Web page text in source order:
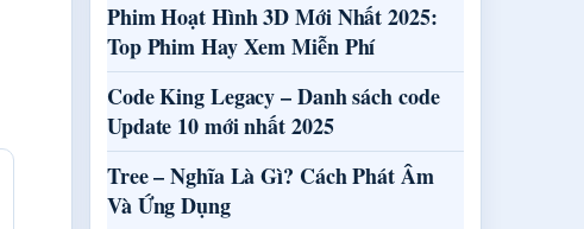
Phim Hoạt Hình 3D Mới Nhất 2025:
Top Phim Hay Xem Miễn Phí
Code King Legacy – Danh sách code
Update 10 mới nhất 2025
Tree – Nghĩa Là Gì? Cách Phát Âm
Và Ứng Dụng